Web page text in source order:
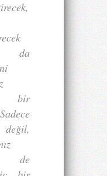
bir
değil,
de